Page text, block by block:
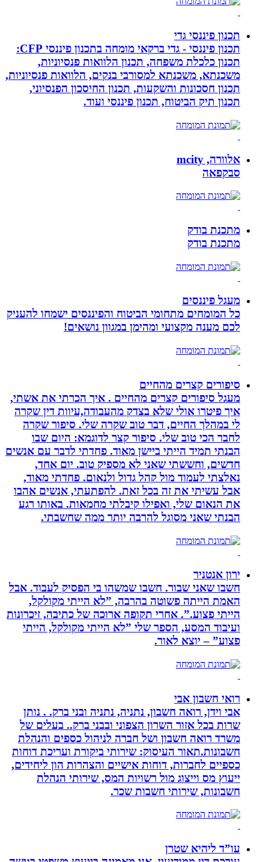
תכנון פיננסי גדי
תכנון פיננסי - גדי ברקאי מומחה בתכנון פיננסי CFP:
תכנון כלכלת משפחה, תכנון הלוואות פנסיוניות,
משכנתא, משכנתא למסורבי בנקים, הלוואות פנסיוניות,
תכנון חסכונות והשקעות, תכנון החיסכון הפנסיוני,
תכנון תיק הביטוח, תכנון פיננסי ועוד.
אלוורה, mcity
סבקפאה
מתכנת בודק
מתכנת בודק
מעגל פיננסים
כל המומחים מתחומי הביטוח והפיננסים ישמחו להעניק
לכם מענה מקצועי ומהימן במגוון נושאים!
סיפורים קצרים מהחיים
מעגל סיפורים קצרים מהחיים . איך הכרתי את אשתי,
איך פיטרו אולי שלא בצדק מהעבודה,עיוות דין שקרה
לי במהלך החיים, דבר טוב שקרה שלי. סיפור שקרה
לחבר הכי טוב שלי. סיפור קצר לדוגמא: היום שבו
הבנתי תמיד הייתי ביישן מאוד. פחדתי לדבר עם אנשים
חדשים, וחששתי שאני לא מספיק טוב. יום אחד,
נאלצתי לעמוד מול קהל גדול ולנאום. פחדתי מאוד,
אבל עשיתי את זה בכל זאת. להפתעתי, אנשים אהבו
את הנאום שלי, ואפילו קיבלתי מחמאות. באותו רגע
הבנתי שאני מסוגל להרבה יותר ממה שחשבתי.
ירון אנטניר
חשבו שאני שבור. חשבו שמשהו בי הפסיק לעבוד. אבל
האמת הייתה פשוטה בהרבה, ”לא הייתי מקולקל,
הייתי פצוע.”. אחרי תקופה ארוכה של כתיבה, זיכרונות
ועיבוד המסע, הספר שלי ”לא הייתי מקולקל, הייתי
פצוע” – יוצא לאור.
רואי חשבון אבי
אבי וידן, רואה חשבון, נתניה, נתניה ובני ברק. . נותן
שרות בכל אזור השרון הצפוני ובבני ברק.. בעלים של
משרד רואה חשבון ושל חברה לניהול כספים והנהלת
חשבונות.תאור העיסוק: שירותי ביקורת ועריכת דוחות
כספיים לחברות, דוחות אישיים והצהרות הון ליחידים,
ייעוץ מס וייצוג מול רשויות המס, שירותי הנהלת
חשבונות, שירותי חשבות שכר.
עו”ד ליהיא שטרן